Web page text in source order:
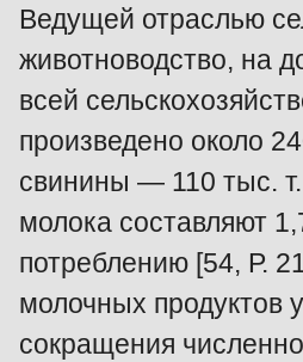
Ведущей отраслью
животноводство, на
всей
произведено около
свинины — 110 тыс.
молока составляют
потреблению [54, Р.
молочных продуктов
сокращения